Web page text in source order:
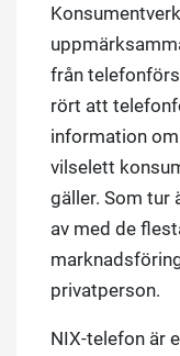
från
rört att
information
vilselett
gäller. Som tur
av med de
privatperson.
NIX-telefon är